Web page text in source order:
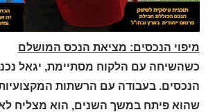
מיפוי הנכסים: מציאת הנכס המושלם
כשהשיחה עם הלקוח מסתיימת, יגאל
הנכסים. בעבודה עם הרשתות
שהוא פיתח במשך השנים, הוא מצליח